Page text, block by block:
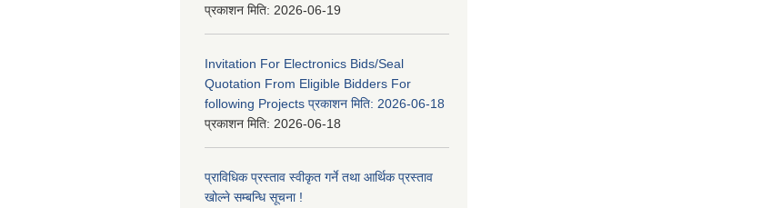
प्रकाशन मिति: 2026-06-19
Invitation For Electronics Bids/Seal
Quotation From Eligible Bidders For
following Projects प्रकाशन मिति: 2026-06-18
प्रकाशन मिति: 2026-06-18
प्राविधिक प्रस्ताव स्वीकृत गर्ने तथा आर्थिक प्रस्ताव
खोल्ने सम्बन्धि सूचना !